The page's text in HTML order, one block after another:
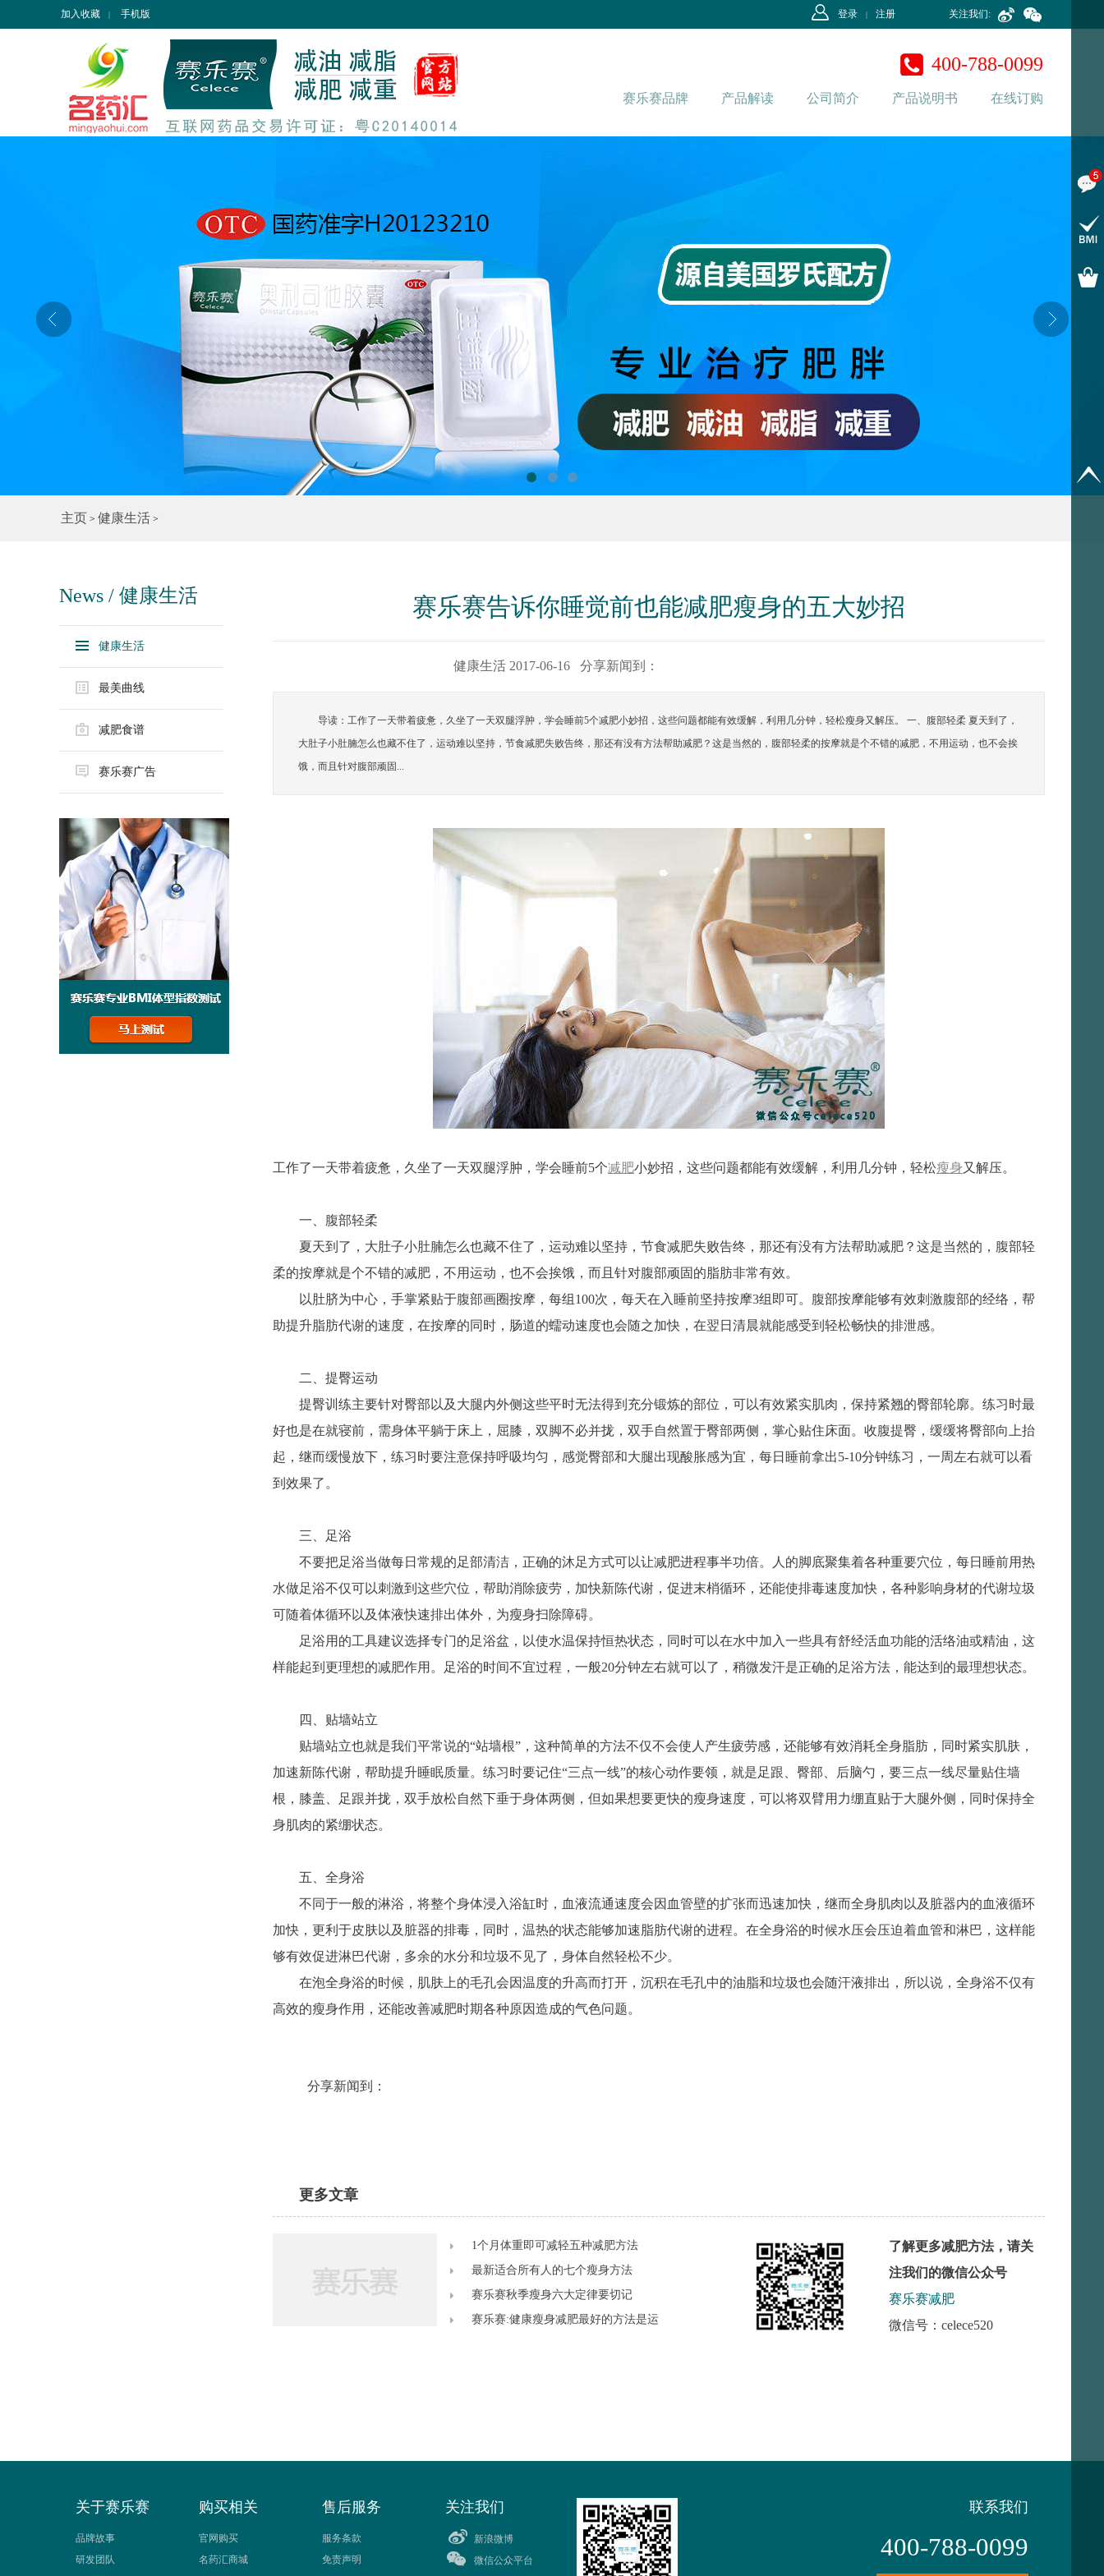
加入收藏 | 手机版 登录 | 注册 关注我们:
400-788-0099
赛乐赛品牌 产品解读 公司简介 产品说明书 在线订购
主页 > 健康生活 >
News / 健康生活
健康生活
最美曲线
减肥食谱
赛乐赛广告
赛乐赛告诉你睡觉前也能减肥瘦身的五大妙招
健康生活 2017-06-16 分享新闻到：
导读：工作了一天带着疲惫，久坐了一天双腿浮肿，学会睡前5个减肥小妙招，这些问题都能有效缓解，利用几分钟，轻松瘦身又解压。 一、腹部轻柔 夏天到了，
大肚子小肚腩怎么也藏不住了，运动难以坚持，节食减肥失败告终，那还有没有方法帮助减肥？这是当然的，腹部轻柔的按摩就是个不错的减肥，不用运动，也不会挨
饿，而且针对腹部顽固...
工作了一天带着疲惫，久坐了一天双腿浮肿，学会睡前5个减肥小妙招，这些问题都能有效缓解，利用几分钟，轻松瘦身又解压。
一、腹部轻柔
夏天到了，大肚子小肚腩怎么也藏不住了，运动难以坚持，节食减肥失败告终，那还有没有方法帮助减肥？这是当然的，腹部轻
柔的按摩就是个不错的减肥，不用运动，也不会挨饿，而且针对腹部顽固的脂肪非常有效。
以肚脐为中心，手掌紧贴于腹部画圈按摩，每组100次，每天在入睡前坚持按摩3组即可。腹部按摩能够有效刺激腹部的经络，帮
助提升脂肪代谢的速度，在按摩的同时，肠道的蠕动速度也会随之加快，在翌日清晨就能感受到轻松畅快的排泄感。
二、提臀运动
提臀训练主要针对臀部以及大腿内外侧这些平时无法得到充分锻炼的部位，可以有效紧实肌肉，保持紧翘的臀部轮廓。练习时最
好也是在就寝前，需身体平躺于床上，屈膝，双脚不必并拢，双手自然置于臀部两侧，掌心贴住床面。收腹提臀，缓缓将臀部向上抬
起，继而缓慢放下，练习时要注意保持呼吸均匀，感觉臀部和大腿出现酸胀感为宜，每日睡前拿出5-10分钟练习，一周左右就可以看
到效果了。
三、足浴
不要把足浴当做每日常规的足部清洁，正确的沐足方式可以让减肥进程事半功倍。人的脚底聚集着各种重要穴位，每日睡前用热
水做足浴不仅可以刺激到这些穴位，帮助消除疲劳，加快新陈代谢，促进末梢循环，还能使排毒速度加快，各种影响身材的代谢垃圾
可随着体循环以及体液快速排出体外，为瘦身扫除障碍。
足浴用的工具建议选择专门的足浴盆，以使水温保持恒热状态，同时可以在水中加入一些具有舒经活血功能的活络油或精油，这
样能起到更理想的减肥作用。足浴的时间不宜过程，一般20分钟左右就可以了，稍微发汗是正确的足浴方法，能达到的最理想状态。
四、贴墙站立
贴墙站立也就是我们平常说的“站墙根”，这种简单的方法不仅不会使人产生疲劳感，还能够有效消耗全身脂肪，同时紧实肌肤，
加速新陈代谢，帮助提升睡眠质量。练习时要记住“三点一线”的核心动作要领，就是足跟、臀部、后脑勺，要三点一线尽量贴住墙
根，膝盖、足跟并拢，双手放松自然下垂于身体两侧，但如果想要更快的瘦身速度，可以将双臂用力绷直贴于大腿外侧，同时保持全
身肌肉的紧绷状态。
五、全身浴
不同于一般的淋浴，将整个身体浸入浴缸时，血液流通速度会因血管壁的扩张而迅速加快，继而全身肌肉以及脏器内的血液循环
加快，更利于皮肤以及脏器的排毒，同时，温热的状态能够加速脂肪代谢的进程。在全身浴的时候水压会压迫着血管和淋巴，这样能
够有效促进淋巴代谢，多余的水分和垃圾不见了，身体自然轻松不少。
在泡全身浴的时候，肌肤上的毛孔会因温度的升高而打开，沉积在毛孔中的油脂和垃圾也会随汗液排出，所以说，全身浴不仅有
高效的瘦身作用，还能改善减肥时期各种原因造成的气色问题。
分享新闻到：
更多文章
1个月体重即可减轻五种减肥方法
最新适合所有人的七个瘦身方法
赛乐赛秋季瘦身六大定律要切记
赛乐赛:健康瘦身减肥最好的方法是运
了解更多减肥方法，请关
注我们的微信公众号
赛乐赛减肥
微信号：celece520
关于赛乐赛
品牌故事
研发团队
购买相关
官网购买
名药汇商城
售后服务
服务条款
免责声明
关注我们
新浪微博
微信公众平台
联系我们
400-788-0099